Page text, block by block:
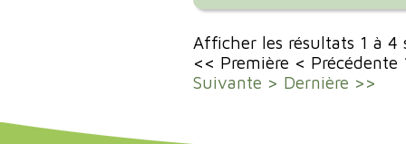
Afficher les résultats 1 à
<< Première < Précédente
Suivante > Dernière >>